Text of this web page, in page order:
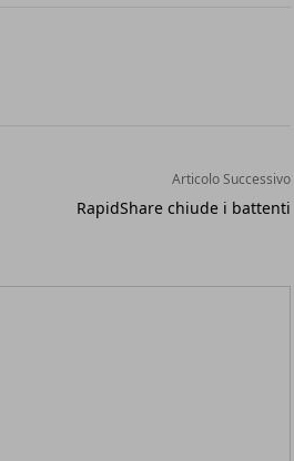
Articolo Successivo
RapidShare chiude i battenti